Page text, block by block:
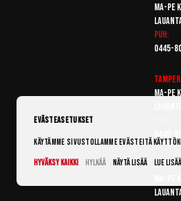
Ma-pe
Puh:
0445-
Ma-pe
Vantaa
Evästeasetukset
Käytämme sivustollamme evästeitä
Hyväksy kaikki
Hylkää Näytä lisää Lue lisää